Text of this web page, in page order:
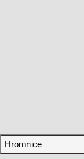
Hromnice